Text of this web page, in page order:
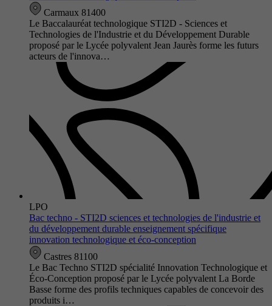
Carmaux 81400
Le Baccalauréat technologique STI2D - Sciences et
Technologies de l'Industrie et du Développement Durable
proposé par le Lycée polyvalent Jean Jaurès forme les futurs
acteurs de l'innova…
LPO
Bac techno - STI2D sciences et technologies de l'industrie et
du développement durable enseignement spécifique
innovation technologique et éco-conception
Castres 81100
Le Bac Techno STI2D spécialité Innovation Technologique et
Éco-Conception proposé par le Lycée polyvalent La Borde
Basse forme des profils techniques capables de concevoir des
produits i…